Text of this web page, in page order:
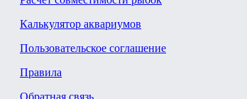
Калькулятор аквариумов
Пользовательское соглашение
Правила
Обратная связь